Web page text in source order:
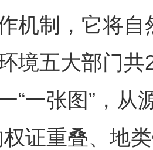
机制，它将
境五大部门
“一张图”，从
权证重叠、地